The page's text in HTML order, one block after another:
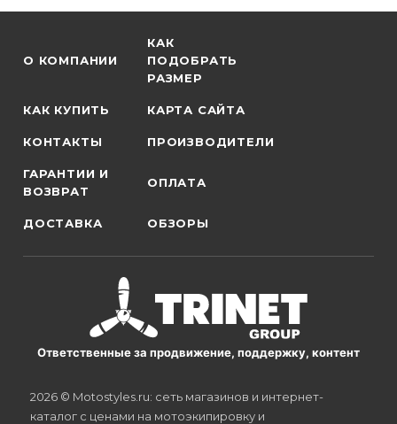
О КОМПАНИИ
КАК
ПОДОБРАТЬ
РАЗМЕР
КАК КУПИТЬ КАРТА САЙТА
КОНТАКТЫ ПРОИЗВОДИТЕЛИ
ГАРАНТИИ И
ВОЗВРАТ
ОПЛАТА
ДОСТАВКА ОБЗОРЫ
Ответственные за продвижение, поддержку, контент
2026 © Motostyles.ru: сеть магазинов и интернет-
каталог с ценами на мотоэкипировку и